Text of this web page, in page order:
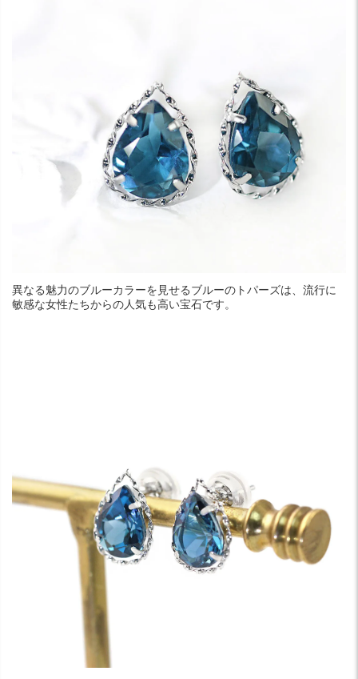
異なる魅力のブルーカラーを見せるブルーのトパーズは、流行に
敏感な女性たちからの人気も高い宝石です。